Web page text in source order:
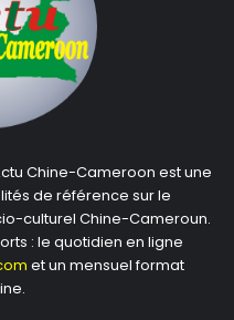
Chine-Cameroon est une
de référence sur le
culturel Chine-Cameroun.
: le quotidien en ligne
et un mensuel format